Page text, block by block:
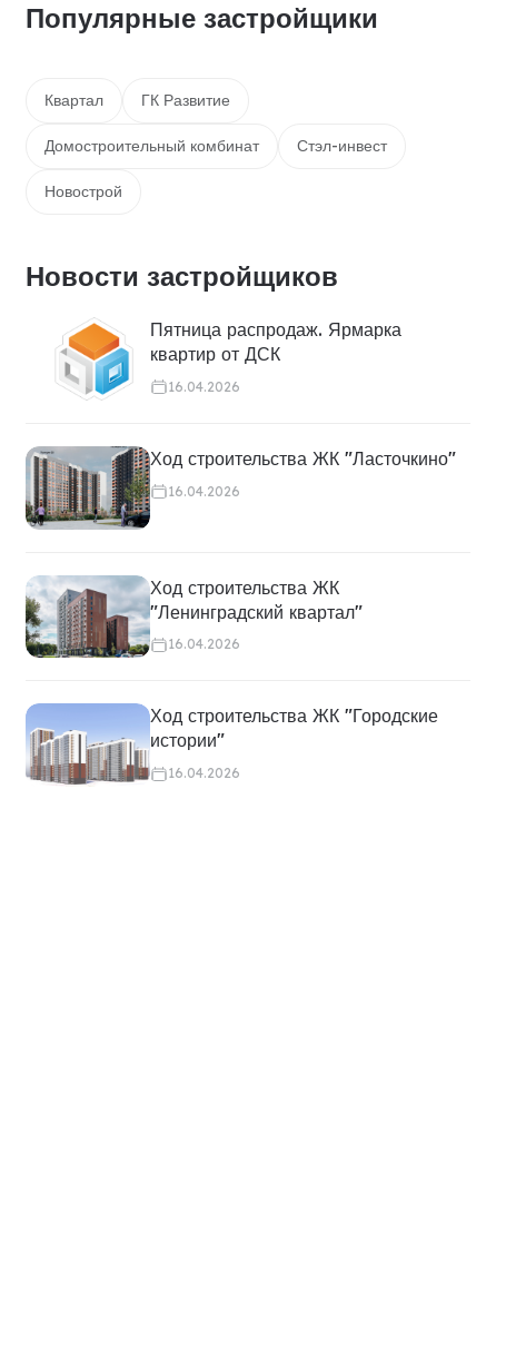
Популярные застройщики
Квартал ГК Развитие
Домостроительный комбинат Стэл-инвест
Новострой
Новости застройщиков
Пятница распродаж. Ярмарка
квартир от ДСК
16.04.2026
Ход строительства ЖК "Ласточкино"
16.04.2026
Ход строительства ЖК
"Ленинградский квартал"
16.04.2026
Ход строительства ЖК "Городские
истории"
16.04.2026